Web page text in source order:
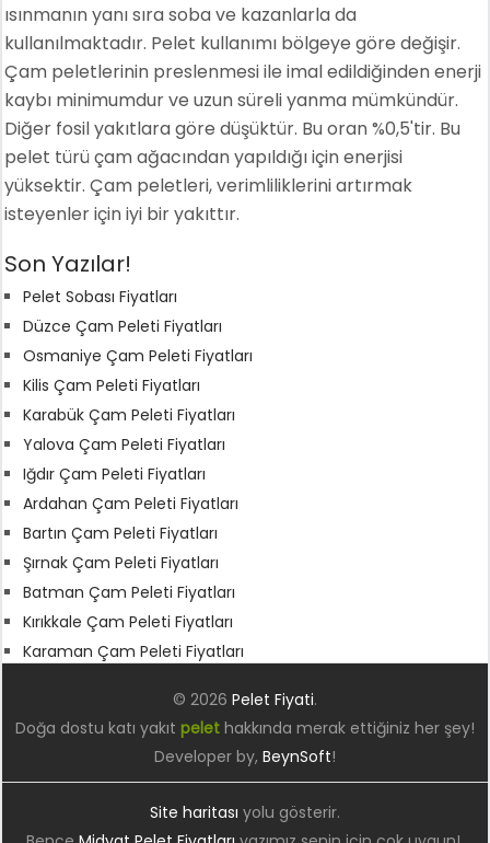
ısınmanın yanı sıra soba ve kazanlarla da
kullanılmaktadır. Pelet kullanımı bölgeye göre değişir.
Çam peletlerinin preslenmesi ile imal edildiğinden enerji
kaybı minimumdur ve uzun süreli yanma mümkündür.
Diğer fosil yakıtlara göre düşüktür. Bu oran %0,5'tir. Bu
pelet türü çam ağacından yapıldığı için enerjisi
yüksektir. Çam peletleri, verimliliklerini artırmak
isteyenler için iyi bir yakıttır.
Son Yazılar!
Pelet Sobası Fiyatları
Düzce Çam Peleti Fiyatları
Osmaniye Çam Peleti Fiyatları
Kilis Çam Peleti Fiyatları
Karabük Çam Peleti Fiyatları
Yalova Çam Peleti Fiyatları
Iğdır Çam Peleti Fiyatları
Ardahan Çam Peleti Fiyatları
Bartın Çam Peleti Fiyatları
Şırnak Çam Peleti Fiyatları
Batman Çam Peleti Fiyatları
Kırıkkale Çam Peleti Fiyatları
Karaman Çam Peleti Fiyatları
© 2026 Pelet Fiyati.
Doğa dostu katı yakıt pelethakkında merak ettiğiniz her şey!
Developer by, BeynSoft!
Site haritası yolu gösterir.